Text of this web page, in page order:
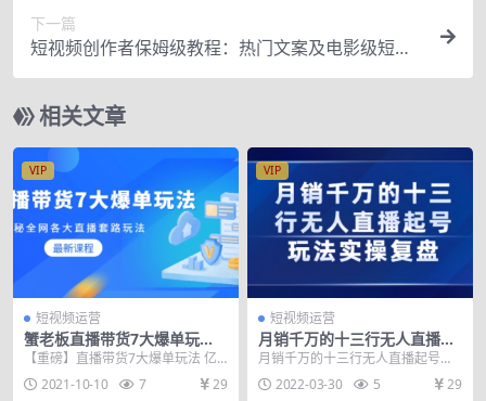
下一篇
短视频创作者保姆级教程：热门文案及电影级短视
频制作
相关文章
VIP
短视频运营
蟹老板直播带货7大爆单玩
法，揭秘全网各大直播套路玩
法
【重磅】直播带货7大爆单玩法 亿
万带货GMV社群发起人蟹老板亲授
产品憋单、福袋...
2021-10-10 7 29
VIP
短视频运营
月销千万的十三行无人直播起
号玩法实操复盘分享
月销千万的十三行无人直播起号玩
法实操复盘分享
2022-03-30 5 29